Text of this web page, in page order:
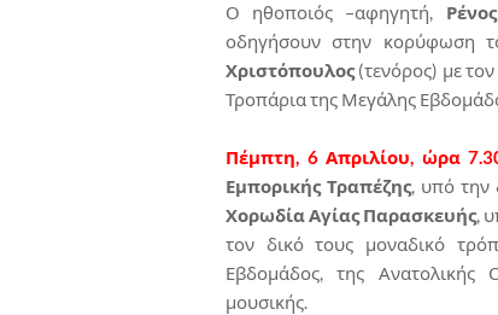
Ο ηθοποιός –αφηγητή,
οδηγήσουν στην κορύφωση
Χριστόπουλος (τενόρος) με
Τροπάρια της Μεγάλης
Πέμπτη, 6 Απριλίου, ώρα
Εμπορικής Τραπέζης, υπό την
Χορωδία Αγίας Παρασκευής,
τον δικό τους μοναδικό
Εβδομάδος, της Ανατολικής
μουσικής.